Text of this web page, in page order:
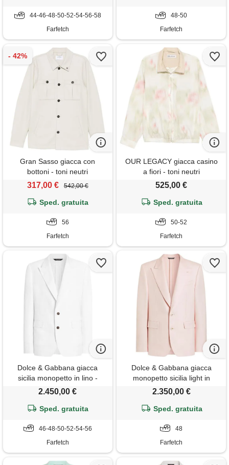
44-46-48-50-52-54-56-58
Farfetch
48-50
Farfetch
Gran Sasso giacca con
bottoni - toni neutri
317,00 € 542,00 €
Sped. gratuita
56
Farfetch
OUR LEGACY giacca casino
a fiori - toni neutri
525,00 €
Sped. gratuita
50-52
Farfetch
Dolce & Gabbana giacca
sicilia monopetto in lino -
bianco
2.450,00 €
Sped. gratuita
46-48-50-52-54-56
Farfetch
Dolce & Gabbana giacca
monopetto sicilia light in
viscosa - rosa
2.350,00 €
Sped. gratuita
48
Farfetch